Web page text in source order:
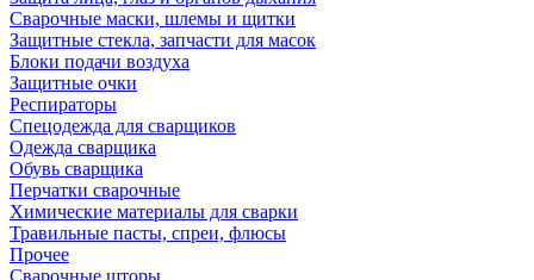
Сварочные маски, шлемы и щитки
Защитные стекла, запчасти для масок
Блоки подачи воздуха
Защитные очки
Респираторы
Спецодежда для сварщиков
Одежда сварщика
Обувь сварщика
Перчатки сварочные
Химические материалы для сварки
Травильные пасты, спреи, флюсы
Прочее
Сварочные шторы